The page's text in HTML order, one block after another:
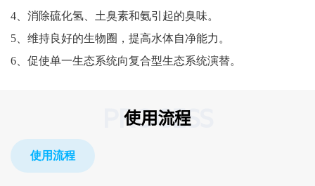
4、消除硫化氢、土臭素和氨引起的臭味。
5、维持良好的生物圈，提高水体自净能力。
6、促使单一生态系统向复合型生态系统演替。
使用流程
PROCESS
使用流程